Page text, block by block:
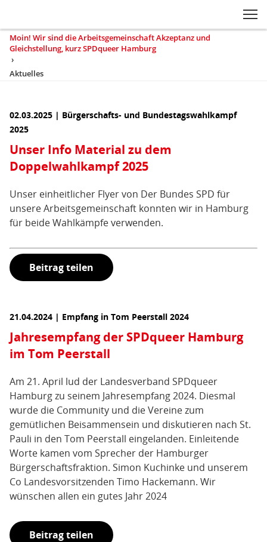
Navigation
Sie
sind
hier
Moin! Wir sind die Arbeitsgemeinschaft Akzeptanz und
Gleichstellung, kurz SPDqueer Hamburg
›
Aktuelles
Aktuelles
02.03.2025 | Bürgerschafts- und Bundestagswahlkampf
2025
Unser Info Material zu dem
Doppelwahlkampf 2025
Unser einheitlicher Flyer von Der Bundes SPD für
unsere Arbeitsgemeinschaft konnten wir in Hamburg
für beide Wahlkämpfe verwenden.
Beitrag teilen
21.04.2024 | Empfang in Tom Peerstall 2024
Jahresempfang der SPDqueer Hamburg
im Tom Peerstall
Am 21. April lud der Landesverband SPDqueer
Hamburg zu seinem Jahresempfang 2024. Diesmal
wurde die Community und die Vereine zum
gemütlichen Beisammensein und diskutieren nach St.
Pauli in den Tom Peerstall eingelanden. Einleitende
Worte kamen vom Sprecher der Hamburger
Bürgerschaftsfraktion. Simon Kuchinke und unserem
Co Landesvorsitzenden Timo Hackemann. Wir
wünschen allen ein gutes Jahr 2024
Beitrag teilen